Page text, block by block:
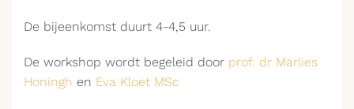
De bijeenkomst duurt 4-4,5 uur.
De workshop wordt begeleid door prof. dr Marlies
Honingh en Eva Kloet MSc